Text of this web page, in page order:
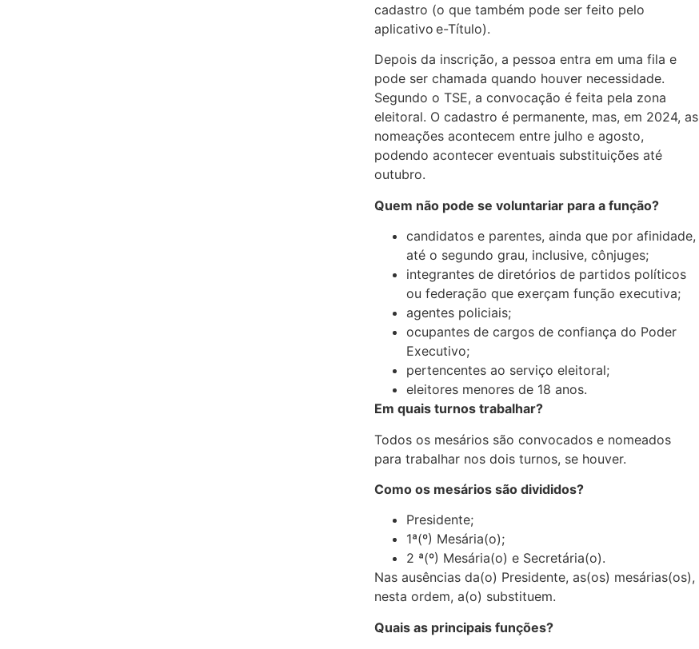
cadastro (o que também pode ser feito pelo
aplicativo e-Título).
Depois da inscrição, a pessoa entra em uma fila e
pode ser chamada quando houver necessidade.
Segundo o TSE, a convocação é feita pela zona
eleitoral. O cadastro é permanente, mas, em 2024, as
nomeações acontecem entre julho e agosto,
podendo acontecer eventuais substituições até
outubro.
Quem não pode se voluntariar para a função?
candidatos e parentes, ainda que por afinidade,
até o segundo grau, inclusive, cônjuges;
integrantes de diretórios de partidos políticos
ou federação que exerçam função executiva;
agentes policiais;
ocupantes de cargos de confiança do Poder
Executivo;
pertencentes ao serviço eleitoral;
eleitores menores de 18 anos.
Em quais turnos trabalhar?
Todos os mesários são convocados e nomeados
para trabalhar nos dois turnos, se houver.
Como os mesários são divididos?
Presidente;
1ª(º) Mesária(o);
2 ª(º) Mesária(o) e Secretária(o).
Nas ausências da(o) Presidente, as(os) mesárias(os),
nesta ordem, a(o) substituem.
Quais as principais funções?